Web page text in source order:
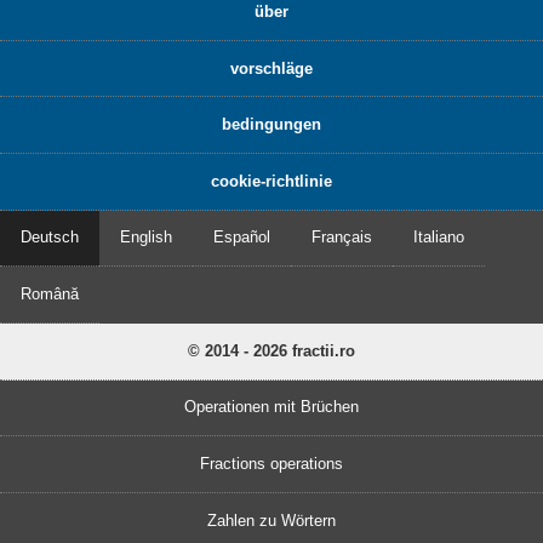
über
vorschläge
bedingungen
cookie-richtlinie
Deutsch English Español Français Italiano
Română
© 2014 - 2026 fractii.ro
Operationen mit Brüchen
Fractions operations
Zahlen zu Wörtern